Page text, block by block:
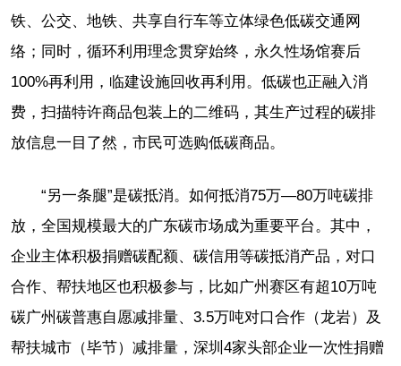
铁、公交、地铁、共享自行车等立体绿色低碳交通网
络；同时，循环利用理念贯穿始终，永久性场馆赛后
100%再利用，临建设施回收再利用。低碳也正融入消
费，扫描特许商品包装上的二维码，其生产过程的碳排
放信息一目了然，市民可选购低碳商品。
“另一条腿”是碳抵消。如何抵消75万—80万吨碳排
放，全国规模最大的广东碳市场成为重要平台。其中，
企业主体积极捐赠碳配额、碳信用等碳抵消产品，对口
合作、帮扶地区也积极参与，比如广州赛区有超10万吨
碳广州碳普惠自愿减排量、3.5万吨对口合作（龙岩）及
帮扶城市（毕节）减排量，深圳4家头部企业一次性捐赠